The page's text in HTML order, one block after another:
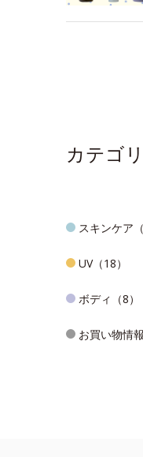
カテゴ
スキンケア
UV（18）
ボディ（8）
お買い物情